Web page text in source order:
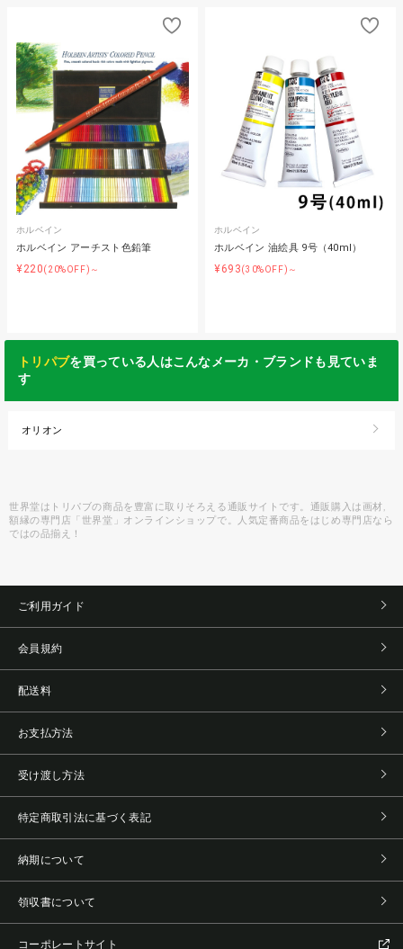
ホルベイン
ホルベイン アーチスト色鉛筆
¥220(20%OFF)～
ホルベイン
ホルベイン 油絵具 9号（40ml）
¥693(30%OFF)～
トリパブを買っている人はこんなメーカ・ブランドも見ていま
す
オリオン
世界堂はトリパブの商品を豊富に取りそろえる通販サイトです。通販購入は画材,
額縁の専門店「世界堂」オンラインショップで。人気定番商品をはじめ専門店なら
ではの品揃え！
ご利用ガイド
会員規約
配送料
お支払方法
受け渡し方法
特定商取引法に基づく表記
納期について
領収書について
コーポレートサイト